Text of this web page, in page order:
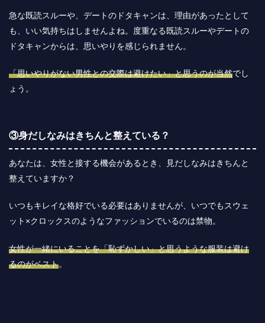
急な既読スルーや、デートのドタキャンは、理由があったとして
も、いい気持ちはしませんよね。度重なる既読スルーやデートの
ドタキャンからは、思いやりを感じられません。
「思いやりがない男性との交際は避けたい」と思うのが当然でし
ょう。
③身だしなみはきちんと整えている？
あなたは、女性と接する機会があるとき、見だしなみはきちんと
整えていますか？
いつもキレイな格好でいる必要はありませんが、いつでもスウェ
ット×クロックスのようなファッションでいるのは禁物。
女性が一緒にいることを「恥ずかしい」と思うような服装は避け
るのがベスト。